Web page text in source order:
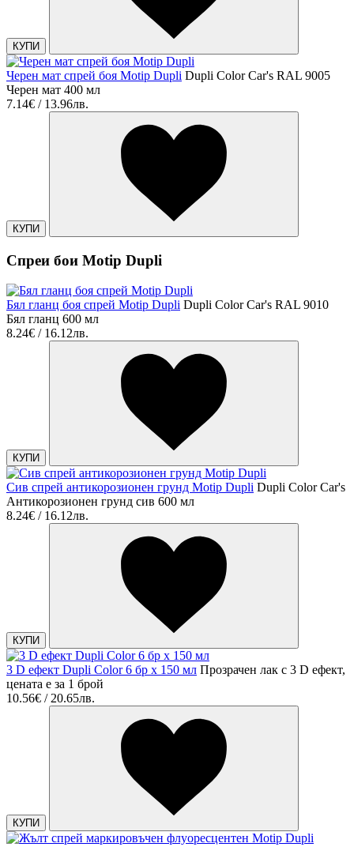
КУПИ
Черен мат спрей боя Motip Dupli Dupli Color Car's RAL 9005
Черен мат 400 мл
7.14€ / 13.96лв.
КУПИ
Спреи бои Motip Dupli
Бял гланц боя спрей Motip Dupli Dupli Color Car's RAL 9010
Бял гланц 600 мл
8.24€ / 16.12лв.
КУПИ
Сив спрей антикорозионен грунд Motip Dupli Dupli Color Car's
Антикорозионен грунд сив 600 мл
8.24€ / 16.12лв.
КУПИ
3 D ефект Dupli Color 6 бр х 150 мл Прозрачен лак с 3 D ефект,
цената е за 1 брой
10.56€ / 20.65лв.
КУПИ